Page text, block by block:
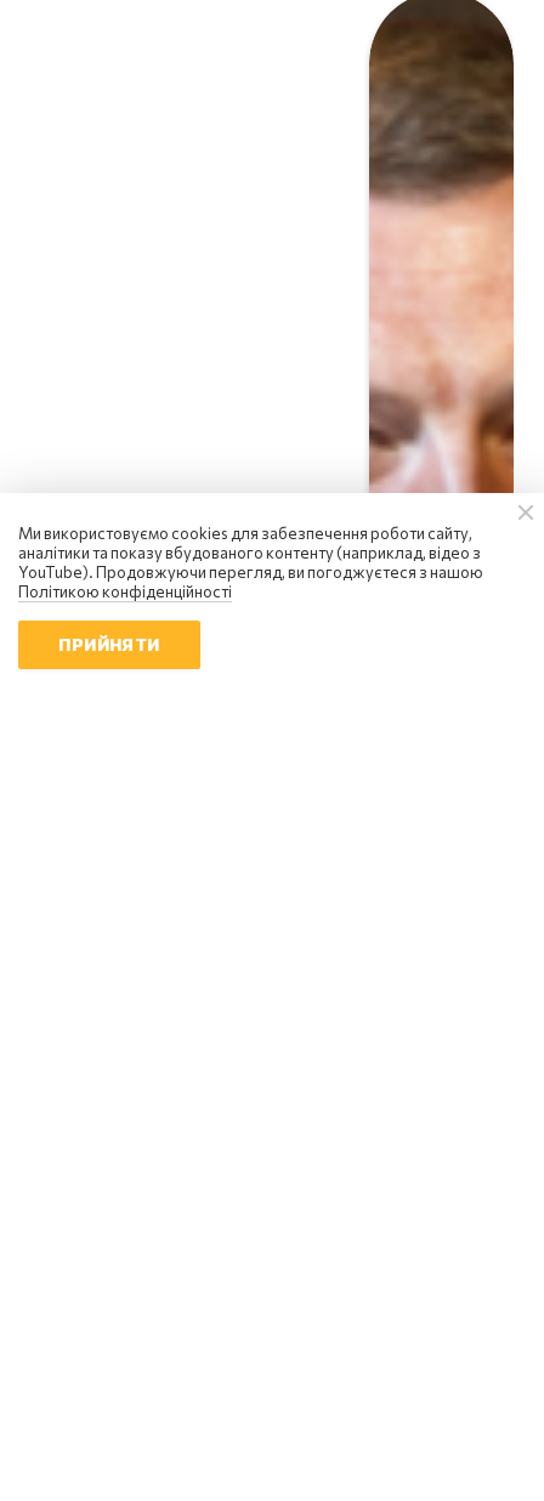
росія посилює інформаційну
війну: чому українцям не варто
піддаватися паніці
18:01 | 6.08.2026
Ми використовуємо cookies для забезпечення роботи сайту,
аналітики та показу вбудованого контенту (наприклад, відео з
YouTube). Продовжуючи перегляд, ви погоджуєтеся з нашою
Політикою конфіденційності
ПРИЙНЯТИ